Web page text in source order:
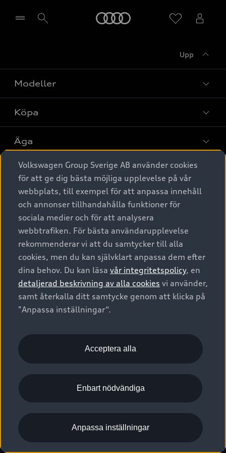
Volkswagen Group Sverige AB använder cookies
för att ge dig bästa möjliga upplevelse på vår
webbplats, till exempel för att anpassa innehåll
och annonser tillhandahålla funktioner för
sociala medier och för att analysera
webbtrafiken. För bästa användarupplevelse
rekommenderar vi att du samtycker till alla
cookies, men du kan självklart anpassa dem efter
dina behov. Du kan läsa vår integritetspolicy, en
detaljerad beskrivning av alla cookies vi använder,
samt återkalla ditt samtycke genom att klicka på
"Anpassa inställningar“.
Acceptera alla
Enbart nödvändiga
Anpassa inställningar
Upp
Modeller
Alla modeller
Elbilar
A6 modellerna
SUV
Avant
Audi Sport
Köpa
Privaterbjudanden
Privatleasing
Nya bilar i lager
Begagnade bilar i lager
Audi approved :plus - så gott som nya
Finansiering
Audi exclusive
Provkörning
Äga
Service & tillbehör
Audi digital services
Originaltillbehör - köp online
Garantier
Försäkring
Digitala manualer för din Audi
Audi Collection – livsstilsartiklar
Vanliga frågor
2G/3G nätet stängs ned - Hur påverkas min bil av detta?
Tjänstebil
Tjänstebil
Business lease online
Företagsleasing
Om Audi Sverige
Kontakta oss
Audi Återförsäljare/-serviceverkstad
myAudi
Pressmeddelanden
Nyhetsbrev
Vårt hållbarhetsarbete
Lediga tjänster huvudkontor
Lediga tjänster hos Audi Återförsäljare
Kommentar till mediauppgifter om dataläcka
© 2026 AUDI SVERIGE. All Rights Reserved.
Utgivare Juridiskt
Juridiskt Audi AG
Juridiskt Audi Digital Giveaway
Anpassa inställningar för cookies
Visselblåsarkanaler